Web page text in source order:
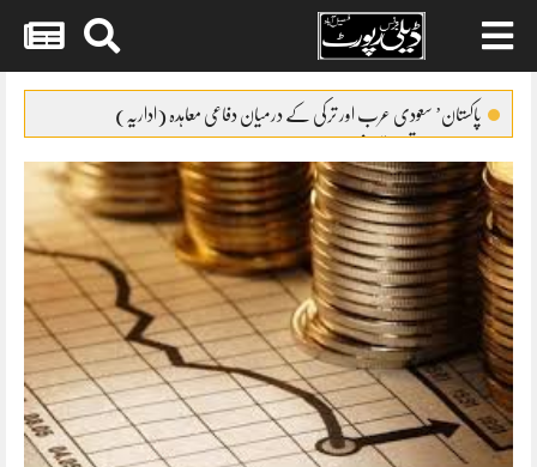
contentپاکستان’ سعودی عرب اور ترکی کے درمیان دفاعی معاہدہ (اداریہ)
گریڈ17سے22کے افسران کیلئے ٹرانسپورٹ الائونس کا نوٹیفکیشن
FCCIکو معذور افراد کے حقوق کا مکمل ادراک ہے
بلدیاتی انتخابات کیلئے فنڈز مانگ لئے گئے